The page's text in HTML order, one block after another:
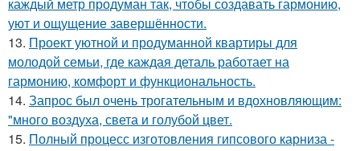
уют и ощущение завершённости.
13. Проект уютной и продуманной квартиры для
молодой семьи, где каждая деталь работает на
гармонию, комфорт и функциональность.
14. Запрос был очень трогательным и вдохновляющим:
"много воздуха, света и голубой цвет.
15. Полный процесс изготовления гипсового карниза -